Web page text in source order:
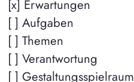
[x] Erwartungen
[ ] Aufgaben
[ ] Themen
[ ] Verantwortung
[ ] Gestaltungsspielraum